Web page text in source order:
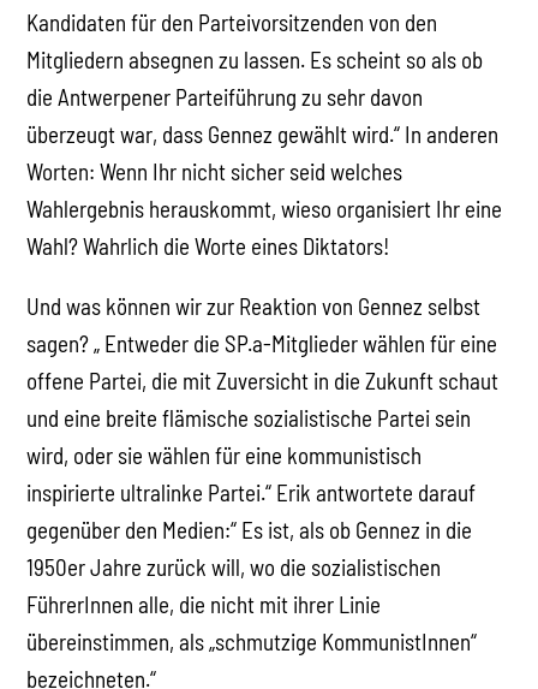
Kandidaten für den Parteivorsitzenden von den
Mitgliedern absegnen zu lassen. Es scheint so als ob
die Antwerpener Parteiführung zu sehr davon
überzeugt war, dass Gennez gewählt wird.“ In anderen
Worten: Wenn Ihr nicht sicher seid welches
Wahlergebnis herauskommt, wieso organisiert Ihr eine
Wahl? Wahrlich die Worte eines Diktators!
Und was können wir zur Reaktion von Gennez selbst
sagen? „ Entweder die SP.a-Mitglieder wählen für eine
offene Partei, die mit Zuversicht in die Zukunft schaut
und eine breite flämische sozialistische Partei sein
wird, oder sie wählen für eine kommunistisch
inspirierte ultralinke Partei.“ Erik antwortete darauf
gegenüber den Medien:“ Es ist, als ob Gennez in die
1950er Jahre zurück will, wo die sozialistischen
FührerInnen alle, die nicht mit ihrer Linie
übereinstimmen, als „schmutzige KommunistInnen“
bezeichneten.“